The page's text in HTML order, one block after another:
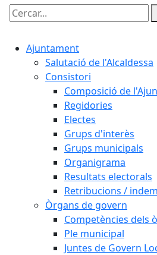
Cercar:
Ajuntament
Salutació de l'Alcaldessa
Consistori
Composició de
Regidories
Electes
Grups d'interès
Grups municipals
Organigrama
Resultats electorals
Retribucions /
Òrgans de govern
Competències dels
Ple municipal
Juntes de Govern